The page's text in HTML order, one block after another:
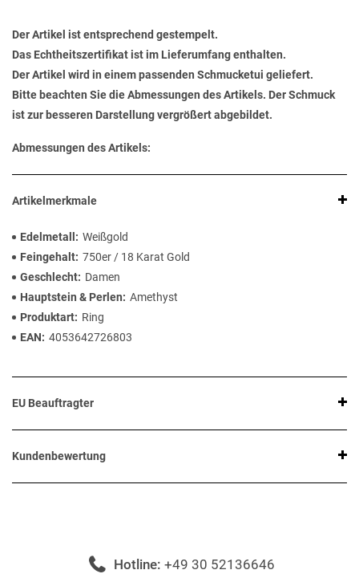
Der Artikel ist entsprechend gestempelt.
Das Echtheitszertifikat ist im Lieferumfang enthalten.
Der Artikel wird in einem passenden Schmucketui geliefert.
Bitte beachten Sie die Abmessungen des Artikels. Der Schmuck
ist zur besseren Darstellung vergrößert abgebildet.
Abmessungen des Artikels:
Artikelmerkmale
Edelmetall
Weißgold
Feingehalt 750er / 18 Karat Gold
Geschlecht
Damen
Hauptstein & Perlen
Amethyst
Produktart
Ring
EAN
4053642726803
EU Beauftragter
Kundenbewertung
Hotline: +49 30 52136646